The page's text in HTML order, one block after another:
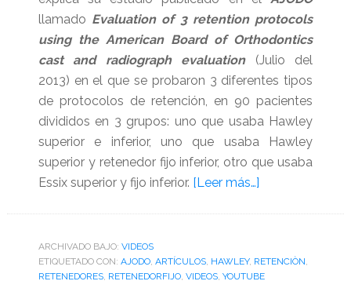
llamado Evaluation of 3 retention protocols
using the American Board of Orthodontics
cast and radiograph evaluation(Julio del
2013) en el que se probaron 3 diferentes tipos
de protocolos de retención, en 90 pacientes
divididos en 3 grupos: uno que usaba Hawley
superior e inferior, uno que usaba Hawley
superior y retenedor fijo inferior, otro que usaba
Essix superior y fijo inferior. [Leer más…]acerca
3
protocolos
ARCHIVADO BAJO: VIDEOS
ETIQUETADO CON: AJODO, ARTÍCULOS, HAWLEY, RETENCIÒN,
RETENEDORES, RETENEDORFIJO, VIDEOS, YOUTUBE